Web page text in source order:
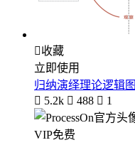
收藏
立即使用
归纳演绎理论逻辑图
 5.2k  488  1
VIP免费